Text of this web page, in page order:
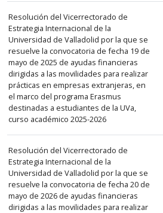
la
fecha
de
publicación,
en
la
última
columna
enlace
que
abre
un
PDF
Resolución del Vicerrectorado de
Estrategia Internacional de la
Universidad de Valladolid por la que se
resuelve la convocatoria de fecha 19 de
mayo de 2025 de ayudas financieras
dirigidas a las movilidades para realizar
prácticas en empresas extranjeras, en
el marco del programa Erasmus
destinadas a estudiantes de la UVa,
curso académico 2025-2026
Resolución del Vicerrectorado de
Estrategia Internacional de la
Universidad de Valladolid por la que se
resuelve la convocatoria de fecha 20 de
mayo de 2026 de ayudas financieras
dirigidas a las movilidades para realizar